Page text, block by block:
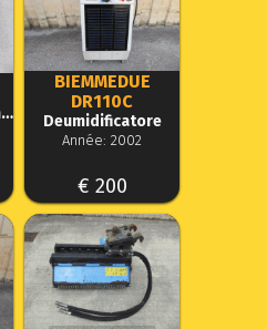
Interrupteur automatique
BIEMMEDUE
DR110C
Deumidificatore
Année: 2002
€ 200